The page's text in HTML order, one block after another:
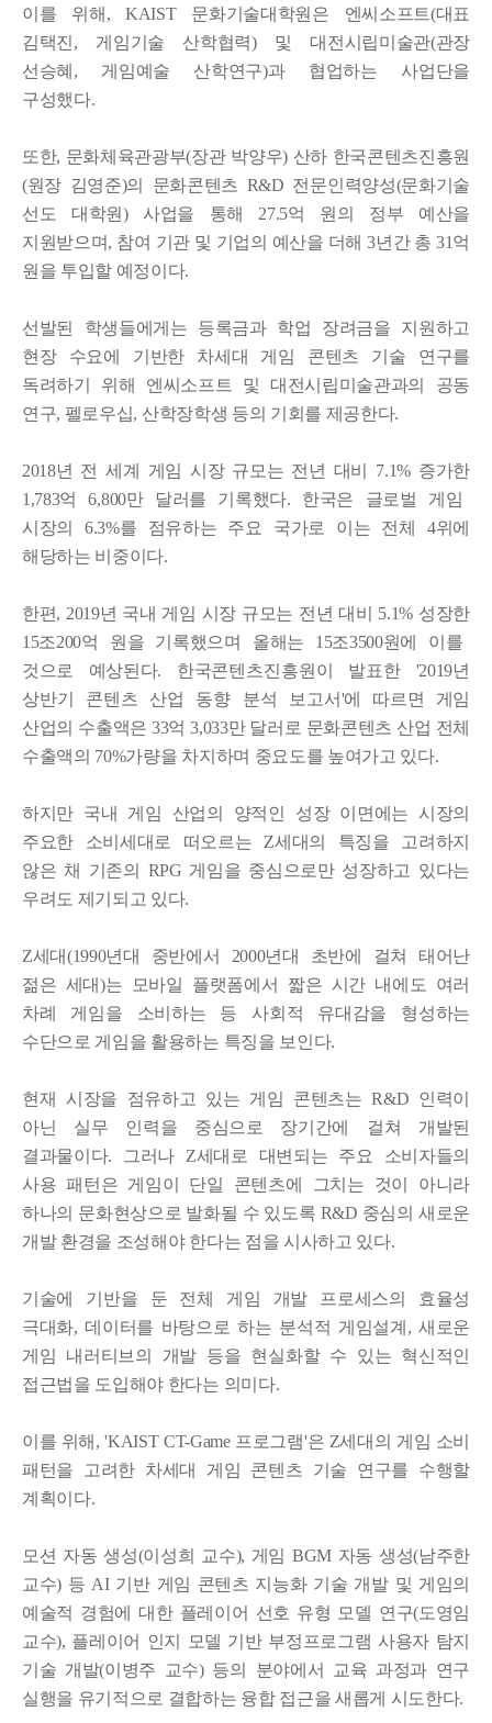
이를 위해 , KAIST 문화기술대학원은 엔씨소프트(대표
김택진 , 게임기술 산학협력) 및 대전시립미술관(관장
선승혜 , 게임예술 산학연구)과 협업하는 사업단을
구성했다.
또한, 문화체육관광부(장관 박양우) 산하 한국콘텐츠진흥원
(원장 김영준)의 문화콘텐츠 R&D 전문인력양성(문화기술
선도 대학원) 사업을 통해 27.5억 원의 정부 예산을
지원받으며, 참여 기관 및 기업의 예산을 더해 3년간 총 31억
원을 투입할 예정이다.
선발된 학생들에게는 등록금과 학업 장려금을 지원하고
현장 수요에 기반한 차세대 게임 콘텐츠 기술 연구를
독려하기 위해 엔씨소프트 및 대전시립미술관과의 공동
연구, 펠로우십, 산학장학생 등의 기회를 제공한다.
2018년 전 세계 게임 시장 규모는 전년 대비 7.1% 증가한
1,783억 6,800만 달러를 기록했다. 한국은 글로벌 게임
시장의
6.3%를 점유하는 주요 국가로 이는 전체 4위에
해당하는 비중이다.
한편, 2019년 국내 게임 시장 규모는 전년 대비 5.1% 성장한
15조200억 원을 기록했으며 올해는 15조3500원에 이를
것으로 예상된다. 한국콘텐츠진흥원이 발표한 '2019년
상반기 콘텐츠 산업 동향 분석 보고서'에 따르면 게임
산업의 수출액은 33억 3,033만 달러로 문화콘텐츠 산업 전체
수출액의 70%가량을 차지하며 중요도를 높여가고 있다.
하지만 국내 게임 산업의 양적인 성장 이면에는 시장의
주요한 소비세대로 떠오르는 Z세대의 특징을 고려하지
않은 채 기존의
RPG 게임을 중심으로만 성장하고 있다는
우려도 제기되고 있다.
Z세대(1990년대 중반에서 2000년대 초반에 걸쳐 태어난
젊은 세대)는 모바일 플랫폼에서 짧은 시간 내에도 여러
차례 게임을 소비하는 등 사회적 유대감을 형성하는
수단으로 게임을 활용하는 특징을 보인다.
현재 시장을 점유하고 있는 게임 콘텐츠는 R&D
인력이
아닌 실무 인력을 중심으로 장기간에 걸쳐 개발된
결과물이다. 그러나 Z세대로 대변되는 주요 소비자들의
사용 패턴은 게임이 단일 콘텐츠에 그치는 것이 아니라
하나의 문화현상으로 발화될 수 있도록 R&D 중심의 새로운
개발 환경을 조성해야 한다는 점을 시사하고 있다.
기술에 기반을 둔 전체 게임 개발 프로세스의 효율성
극대화,데이터를 바탕으로 하는 분석적 게임설계 , 새로운
게임 내러티브의 개발 등을 현실화할 수 있는 혁신적인
접근법을 도입해야 한다는 의미다.
이 를 위해 , 'KAIST CT-Game 프로그램'은 Z세대의 게임 소비
패턴을 고려한 차세대 게임 콘텐츠 기술 연구를 수행할
계획이다.
모션 자동 생성(이성희 교수), 게임 BGM 자동 생성(남주한
교수) 등 AI 기반 게임 콘텐츠 지능화 기술 개발 및 게임의
예술적 경험에 대한 플레이어 선호 유형 모델 연구(도영임
교수), 플레이어 인지 모델 기반 부정프로그램 사용자 탐지
기술 개발(이병주 교수) 등의 분야에서 교육 과정과 연구
실행을 유기적으로 결합하는 융합 접근을 새롭게 시도한다.